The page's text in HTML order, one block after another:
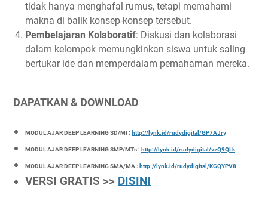
tidak hanya menghafal rumus, tetapi memahami
makna di balik konsep-konsep tersebut.
Pembelajaran Kolaboratif: Diskusi dan kolaborasi
dalam kelompok memungkinkan siswa untuk saling
bertukar ide dan memperdalam pemahaman mereka.
DAPATKAN & DOWNLOAD
MODUL AJAR DEEP LEARNING SD/MI : http://lynk.id/rudydigital/GP7AJry
MODUL AJAR DEEP LEARNING SMP/MTs : http://lynk.id/rudydigital/vzQ9QLk
MODUL AJAR DEEP LEARNING SMA/MA : http://lynk.id/rudydigital/KGQYPV8
VERSI GRATIS >> DISINI